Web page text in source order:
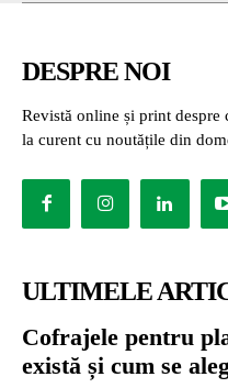
DESPRE NOI
Revistă online și print despre
la curent cu noutățile din
ULTIMELE
Cofrajele pentru
există și cum se